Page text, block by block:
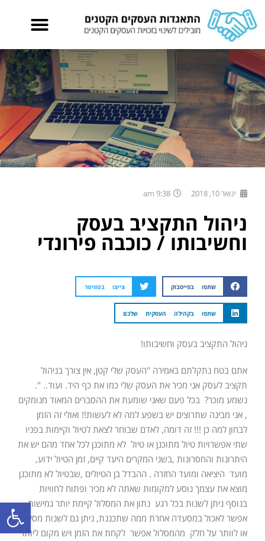
פתח
ינואר 10, 2018 9:38 am
ניהול התקציב בעסק
וחשיבותו / כוכבה פירונדי
שתפו בפייסבוק צייצו בטוויטר
שתפו בקהילה העסקית שלכם
ניהול התקציב בעסק וחשיבותו!
אתם בטח נתקלתם באמירה "העסק שלי קטן, אין צורך בניהול
תקציב לעסק אני מכיר את העסק שלי כמו את כף היד. ועוד.. ".
נשמע מוכר? בכל פעם שאני שומעת את ההסברים המאוד מנומקים
, אני מבינה שתרוצים יש בשפע למה לא לעשות!! ואולי זה הזמן
לבחון למה כן !!! זה דומה, לאדם שבוחר לצאת לטיול וקיימות בפניו
שתי אפשרויות טיול מתוכנן או טיול לא מתוכנן לכל אחד מהם יש את
היתרונות והחסרונות ,בשני המקרים היעד קיים, זמן הטיול ידוע,
מועד היציאה ומועד החזרה . ההבדל בן הטיולים ,שבטיול לא מתוכנן
מוצא את עצמך נוסע למקומות שאתה לא מכיר ופתוח לחוויות
בנוסף ניתן לשנות בכל רגע נתון את המסלול קיימת יותר גמישות
אפשר לאכול במסעדה אחרת ממה שתכננת, ניתן גם לשנות מסלול
או לוותר על חלק מהמסלול אפשר לקחת את הזמן ויש מקום ליותר